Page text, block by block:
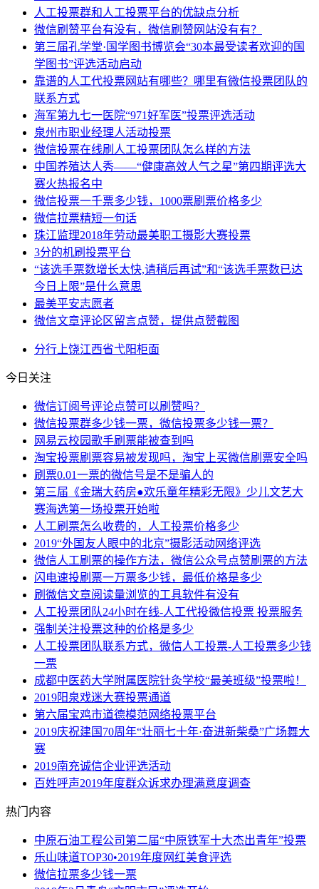
人工投票群和人工投票平台的优缺点分析
微信刷赞平台有没有，微信刷赞网站没有有？
第三届孔学堂·国学图书博览会“30本最受读者欢迎的国
学图书”评选活动启动
靠谱的人工代投票网站有哪些？哪里有微信投票团队的
联系方式
海军第九七一医院“971好军医”投票评选活动
泉州市职业经理人活动投票
微信投票在线刷人工投票团队怎么样的方法
中国养殖达人秀——“健康高效人气之星”第四期评选大
赛火热报名中
微信投票一千票多少钱，1000票刷票价格多少
微信拉票精短一句话
珠江监理2018年劳动最美职工摄影大赛投票
3分的机刷投票平台
“该选手票数增长太快,请稍后再试”和“该选手票数已达
今日上限”是什么意思
最美平安志愿者
微信文章评论区留言点赞，提供点赞截图
分行 上饶江西省弋阳柜面
今日关注
微信订阅号评论点赞可以刷赞吗？
微信投票群多少钱一票，微信投票多少钱一票？
网易云校园歌手刷票能被查到吗
淘宝投票刷票容易被发现吗，淘宝上买微信刷票安全吗
刷票0.01一票的微信号是不是骗人的
第三届《金瑞大药房●欢乐童年精彩无限》少儿文艺大
赛海选第一场投票开始啦
人工刷票怎么收费的，人工投票价格多少
2019“外国友人眼中的北京”摄影活动网络评选
微信人工刷票的操作方法，微信公众号点赞刷票的方法
闪电速投刷票一万票多少钱，最低价格是多少
刷微信文章阅读量浏览的工具软件有没有
人工投票团队24小时在线-人工代投微信投票 投票服务
强制关注投票这种的价格是多少
人工投票团队联系方式，微信人工投票-人工投票多少钱
一票
成都中医药大学附属医院针灸学校“最美班级”投票啦！
2019阳泉戏迷大赛投票通道
第六届宝鸡市道德模范网络投票平台
2019庆祝建国70周年“壮丽七十年·奋进新柴桑”广场舞大
赛
2019南充诚信企业评选活动
百姓呼声2019年度群众诉求办理满意度调查
热门内容
中原石油工程公司第二届“中原铁军十大杰出青年”投票
乐山味道TOP30•2019年度网红美食评选
微信拉票多少钱一票